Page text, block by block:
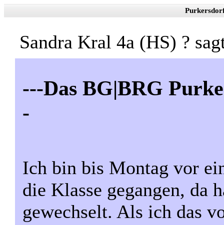
Sandra Kral 4a (HS) ?
---Das BG|BRG
-
Ich bin bis Montag vor
die Klasse gegangen, da
gewechselt. Als ich das